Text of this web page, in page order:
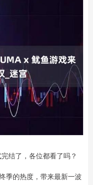
结了，各位都看了吗？
季的热度，带来最新一波